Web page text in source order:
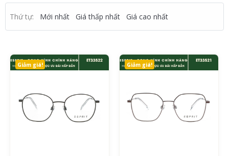
Thứ tự: Mới nhất Giá thấp nhất Giá cao nhất
Giảm giá! Giảm giá!